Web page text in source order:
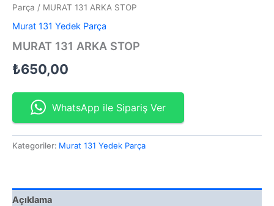
Parça / MURAT 131 ARKA STOP
Murat 131 Yedek Parça
MURAT 131 ARKA STOP
₺650,00
WhatsApp ile Sipariş Ver
Kategoriler: Murat 131 Yedek Parça
Açıklama